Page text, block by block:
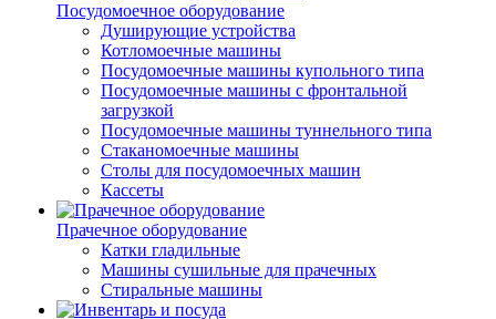
Посудомоечное оборудование
Душирующие устройства
Котломоечные машины
Посудомоечные машины купольного типа
Посудомоечные машины с фронтальной
загрузкой
Посудомоечные машины туннельного типа
Стаканомоечные машины
Столы для посудомоечных машин
Кассеты
Прачечное оборудование
Катки гладильные
Машины сушильные для прачечных
Стиральные машины